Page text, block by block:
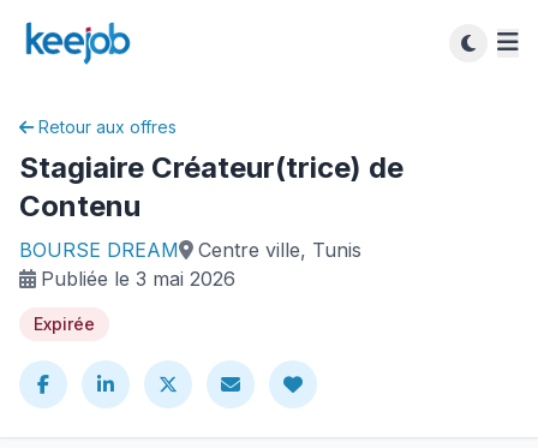
Retour aux offres
Stagiaire Créateur(trice) de
Contenu
BOURSE DREAM
Centre ville, Tunis
Publiée le 3 mai 2026
Expirée